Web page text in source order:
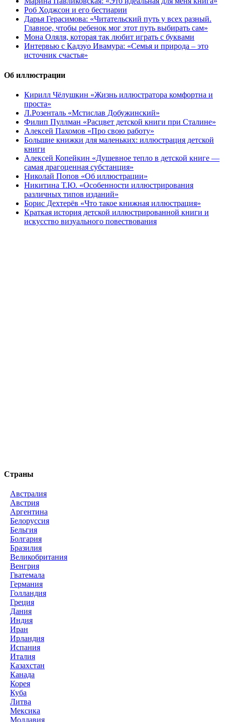
Роб Ходжсон и его бестиарии
Дарья Герасимова: «Читательский путь у всех разный.
Главное, чтобы ребенок мог этот путь выбирать сам»
Мона Оляля, которая так любит играть с буквами
Интервью с Кадзуо Ивамура: «Семья и природа – это
источник счастья»
Об иллюстрации
Кирилл Чёлушкин «Жизнь иллюстратора комфортна и
проста»
Л.Розенталь «Мстислав Добужинский»
Филип Пуллман «Расцвет детской книги при Сталине»
Алексей Пахомов «Про свою работу»
Большие книжки для маленьких: иллюстрация детской
книги
Алексей Копейкин «Душевное тепло в детской книге —
самая драгоценная субстанция»
Николай Попов «Об иллюстрации»
Никитина Т.Ю. «Особенности иллюстрирования
различных типов изданий»
Борис Дехтерёв «Что такое книжная иллюстрация»
Краткая история детской иллюстрированной книги и
искусство визуального повествования
Страны
Австралия
Австрия
Аргентина
Белоруссия
Бельгия
Болгария
Бразилия
Великобритания
Венгрия
Гватемала
Германия
Голландия
Греция
Дания
Индия
Иран
Ирландия
Испания
Италия
Казахстан
Канада
Корея
Куба
Литва
Мексика
Молдавия